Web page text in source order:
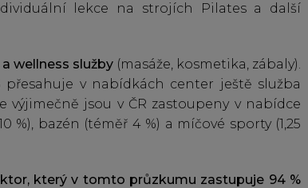
lekce na strojích Pilates a další
wellness služby (masáže, kosmetika, zábaly).
přesahuje v nabídkách center ještě služba
výjimečně jsou v ČR zastoupeny v nabídce
bazén (téměř 4 %) a míčové sporty (1,25
který v tomto průzkumu zastupuje 94 %